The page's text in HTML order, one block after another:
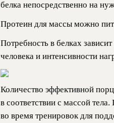
белка непосредственно на
Протеин для массы можно
Потребность в белках
человека и интенсивности
Количество эффективной
в соответствии с массой
во время тренировок для